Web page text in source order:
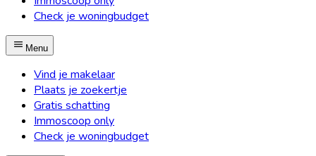
Check je woningbudget
Menu
Vind je makelaar
Plaats je zoekertje
Gratis schatting
Immoscoop only
Check je woningbudget